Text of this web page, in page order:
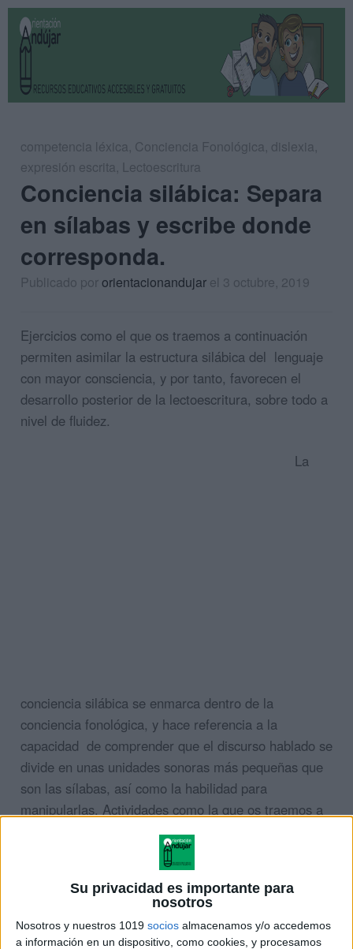
Su privacidad es importante para
nosotros
Nosotros y nuestros 1019 socios almacenamos y/o accedemos
a información en un dispositivo, como cookies, y procesamos
competencia léxica, Conciencia Fonológica, dislexia,
expresión escrita, Lectoescritura
Conciencia silábica: Separa
en sílabas y escribe donde
corresponda.
Publicado pororientacionandujar el 3 octubre, 2019
Ejercicios como el que os traemos a continuación
permiten asimilar la estructura silábica del lenguaje
con mayor consciencia, y por tanto, favorecen el
desarrollo posterior de la lectoescritura, sobre todo a
nivel de fluidez.
La
conciencia silábica se enmarca dentro de la
conciencia fonológica, y hace referencia a la
capacidad de comprender que el discurso hablado se
divide en unas unidades sonoras más pequeñas que
son las sílabas, así como la habilidad para
manipularlas. Actividades como la que os traemos a
continuación, ayudan a los alumnos a identificar las
sílabas y separarlas adecuadamente.